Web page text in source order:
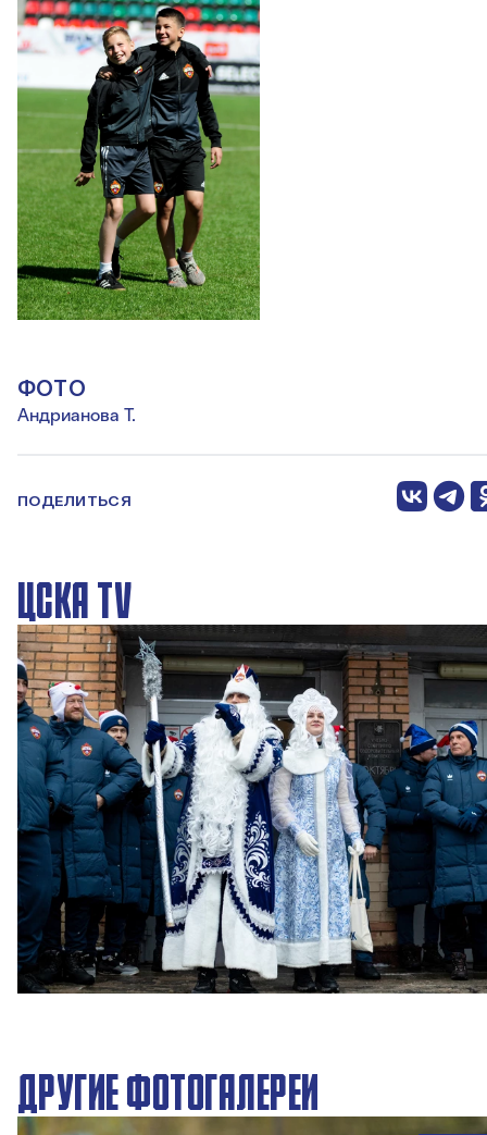
ФОТО
Андрианова Т.
ПОДЕЛИТЬСЯ
ЦСКА TV
Новогодний праздник в Академии ПФК ЦСКА
27 ДЕКАБРЯ 2025 09:00
ДРУГИЕ ФОТОГАЛЕРЕИ